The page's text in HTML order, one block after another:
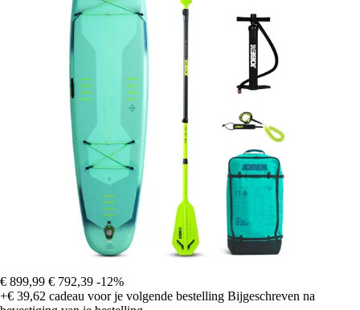
€ 899,99 € 792,39 -12%
+€ 39,62 cadeau voor je volgende bestelling Bijgeschreven na